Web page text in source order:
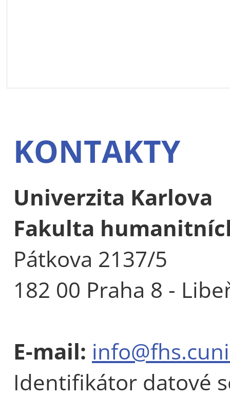
KONTAKTY
Univerzita Karlova
Fakulta
Pátkova 2137/5
182 00 Praha 8 -
E-mail:
Identifikátor datové